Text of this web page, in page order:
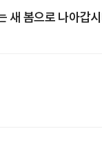
새 봄으로 나아갑